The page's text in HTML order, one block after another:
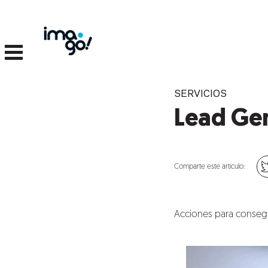
SERVICIOS
Lead
Comparte este artículo:
Acciones para